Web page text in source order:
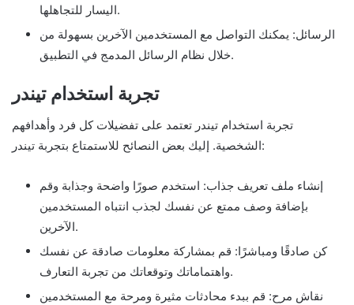
اليسار للتجاهلها.
الرسائل: يمكنك التواصل مع المستخدمين الآخرين بسهولة من
خلال نظام الرسائل المدمج في التطبيق.
تجربة استخدام تيندر
تجربة استخدام تيندر تعتمد على تفضيلات كل فرد وأهدافهم
الشخصية. إليك بعض النصائح للاستمتاع بتجربة تيندر:
إنشاء ملف تعريف جذاب: استخدم صورًا واضحة وجذابة وقم
بإضافة وصف ممتع عن نفسك لجذب انتباه المستخدمين
الآخرين.
كن صادقًا ومباشرًا: قم بمشاركة معلومات صادقة عن نفسك
واهتماماتك وتوقعاتك من تجربة التعارف.
نقاش مرح: قم ببدء محادثات مثيرة ومرحة مع المستخدمين